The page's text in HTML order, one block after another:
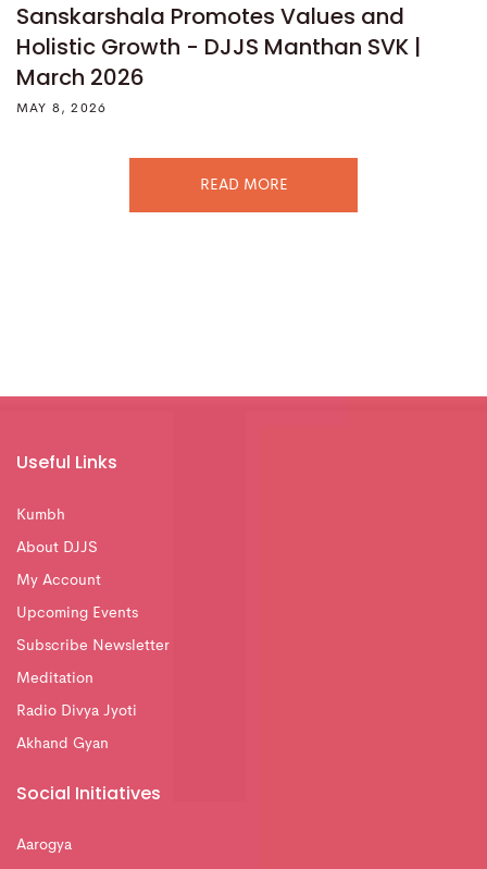
Sanskarshala Promotes Values and
Holistic Growth - DJJS Manthan SVK |
March 2026
MAY 8, 2026
READ MORE
Useful Links
Kumbh
About DJJS
My Account
Upcoming Events
Subscribe Newsletter
Meditation
Radio Divya Jyoti
Akhand Gyan
Social Initiatives
Aarogya